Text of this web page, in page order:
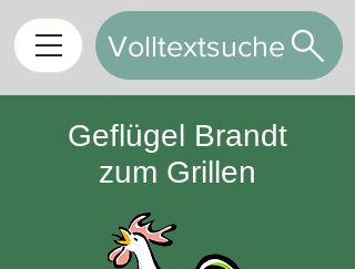
Volltextsuche
Geflügel Brandt
zum Grillen